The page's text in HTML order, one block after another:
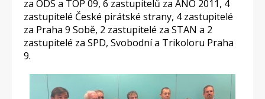
za ODS a TOP 09, 6 zastupitelů za ANO 2011, 4
zastupitelé České pirátské strany, 4 zastupitelé
za Praha 9 Sobě, 2 zastupitelé za STAN a 2
zastupitelé za SPD, Svobodní a Trikoloru Praha
9.